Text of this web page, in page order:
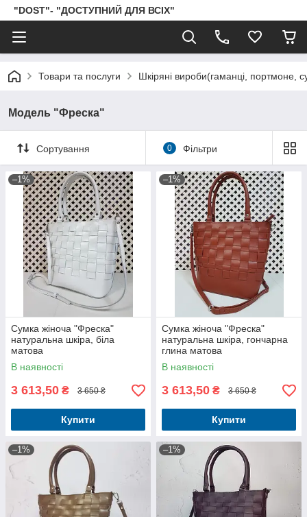
"DOST"- "ДОСТУПНИЙ ДЛЯ ВСІХ"
Товари та послуги Шкіряні вироби(гаманці, портмоне,
Модель "Фреска"
Сортування 0 Фільтри
–1%
Сумка жіноча "Фреска"
натуральна шкіра, біла
матова
В наявності
3 613,50 ₴ 3 650 ₴
Купити
–1%
Сумка жіноча "Фреска"
натуральна шкіра, гончарна
глина матова
В наявності
3 613,50 ₴ 3 650 ₴
Купити
–1% –1%